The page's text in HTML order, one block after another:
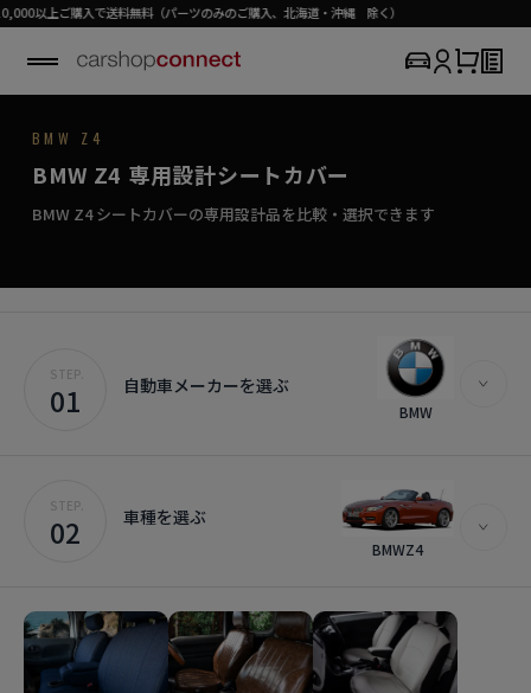
料（パーツのみのご購入、北海道・沖縄 除く）
BMW / Z4
SEAT COVER COLLECTION
Z4
専用シートカバー
風格を纏う、プレミアムなシートカバー。
初めての方はこちら›
BMW Z4
BMW Z4 専用設計シートカバー
BMW Z4 シートカバーの専用設計品を比較・選択できます
STEP.
01 自動車メーカーを選ぶ
BMW
STEP.
02 車種を選ぶ
BMWZ4